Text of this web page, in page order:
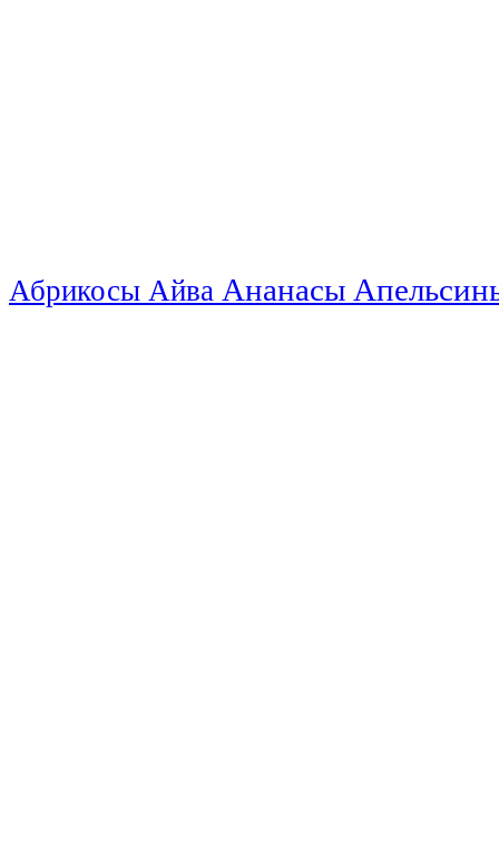
Абрикосы Айва Ананасы